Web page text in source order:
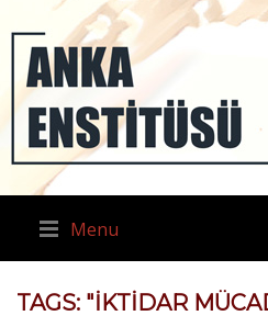
Menu
TAGS: "IKTIDAR